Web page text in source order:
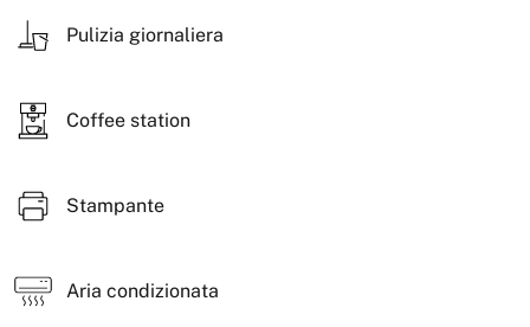
Pulizia giornaliera
Coffee station
Stampante
Aria condizionata